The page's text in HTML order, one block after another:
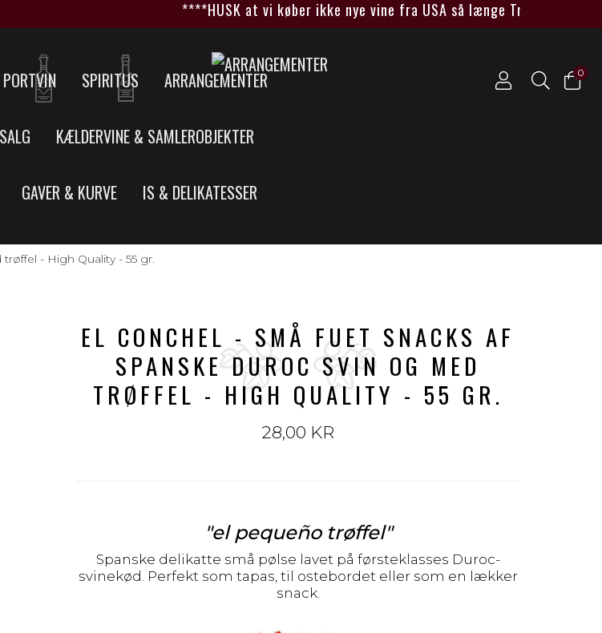
****HUSK at vi køber ikke nye vine fra USA så længe Trump sidder
PORTVIN SPIRITUS ARRANGEMENTER
KÆLDERVINE & SAMLEROBJEKTER
GAVER & KURVE IS & DELIKATESSER
0
- High Quality - 55 gr.
EL CONCHEL - SMÅ FUET SNACKS AF
SPANSKE DUROC SVIN OG MED
TRØFFEL - HIGH QUALITY - 55 GR.
28,00 KR
"el pequeño trøffel"
Spanske delikatte små pølse lavet på førsteklasses Duroc-
svinekød. Perfekt som tapas, til ostebordet eller som en lækker
snack.